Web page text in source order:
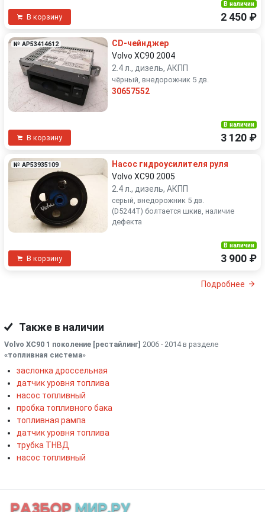
В корзину
В наличии
2 450 ₽
№ AP53414612
CD-чейнджер
Volvo XC90 2004
2.4 л., дизель, АКПП
чёрный, внедорожник 5 дв.
30657552
В корзину
В наличии
3 120 ₽
№ AP53935109
Насос гидроусилителя руля
Volvo XC90 2005
2.4 л., дизель, АКПП
серый, внедорожник 5 дв.
(D5244T) болтается шкив, наличие
дефекта
В корзину
В наличии
3 900 ₽
Подробнее
Также в наличии
Volvo XC90 1 поколение [рестайлинг] 2006 - 2014 в разделе
«топливная система»
заслонка дроссельная
датчик уровня топлива
насос топливный
пробка топливного бака
топливная рампа
датчик уровня топлива
трубка ТНВД
насос топливный